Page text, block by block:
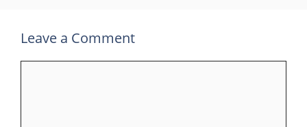
Leave a Comment